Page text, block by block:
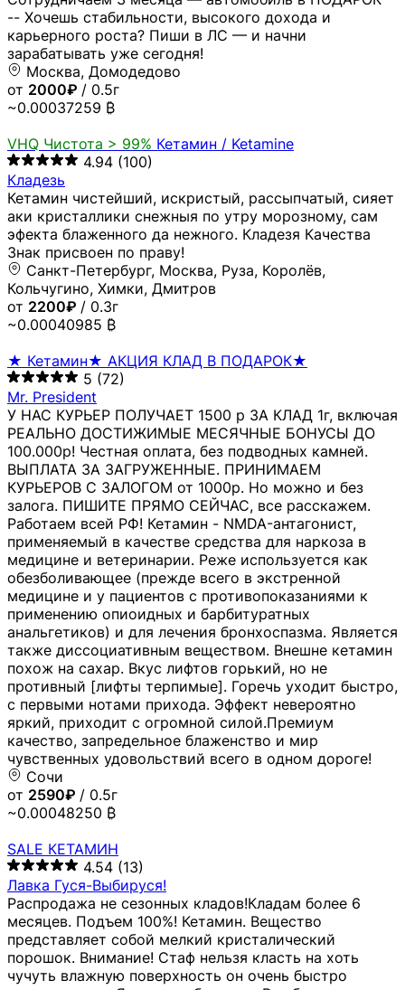
-- Хочешь стабильности, высокого дохода и
карьерного роста? Пиши в ЛС — и начни
зарабатывать уже сегодня!
Москва, Домодедово
от 2000₽ / 0.5г
~0.00037259 ₿
VHQ Чистота > 99% Кетамин / Ketamine
4.94 (100)
Кладезь
Кетамин чистейший, искристый, рассыпчатый, сияет
аки кристаллики снежныя по утру морозному, сам
эфекта блаженного да нежного. Кладезя Качества
Знак присвоен по праву!
Санкт-Петербург, Москва, Руза, Королёв,
Кольчугино, Химки, Дмитров
от 2200₽ / 0.3г
~0.00040985 ₿
★ Кетамин★ АКЦИЯ КЛАД В ПОДАРОК★
5 (72)
Mr. President
У НАС КУРЬЕР ПОЛУЧАЕТ 1500 р ЗА КЛАД 1г, включая
РЕАЛЬНО ДОСТИЖИМЫЕ МЕСЯЧНЫЕ БОНУСЫ ДО
100.000р! Честная оплата, без подводных камней.
ВЫПЛАТА ЗА ЗАГРУЖЕННЫЕ. ПРИНИМАЕМ
КУРЬЕРОВ С ЗАЛОГОМ от 1000р. Но можно и без
залога. ПИШИТЕ ПРЯМО СЕЙЧАС, все расскажем.
Работаем всей РФ! Кетамин - NMDA-антагонист,
применяемый в качестве средства для наркоза в
медицине и ветеринарии. Реже используется как
обезболивающее (прежде всего в экстренной
медицине и у пациентов с противопоказаниями к
применению опиоидных и барбитуратных
анальгетиков) и для лечения бронхоспазма. Является
также диссоциативным веществом. Внешне кетамин
похож на сахар. Вкус лифтов горький, но не
противный [лифты терпимые]. Горечь уходит быстро,
с первыми нотами прихода. Эффект невероятно
яркий, приходит с огромной силой.Премиум
качество, запредельное блаженство и мир
чувственных удовольствий всего в одном дороге!
Сочи
от 2590₽ / 0.5г
~0.00048250 ₿
SALE КЕТАМИН
4.54 (13)
Лавка Гуся-Выбируся!
Распродажа не сезонных кладов!Кладам более 6
месяцев. Подъем 100%! Кетамин. Вещество
представляет собой мелкий кристалический
порошок. Внимание! Стаф нельзя класть на хоть
чучуть влажную поверхность он очень быстро